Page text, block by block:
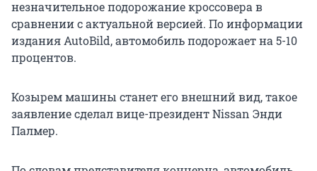
незначительное подорожание кроссовера в
сравнении с актуальной версией. По информации
издания AutoBild, автомобиль подорожает на 5-10
процентов.
Козырем машины станет его внешний вид, такое
заявление сделал вице-президент Nissan Энди
Палмер.